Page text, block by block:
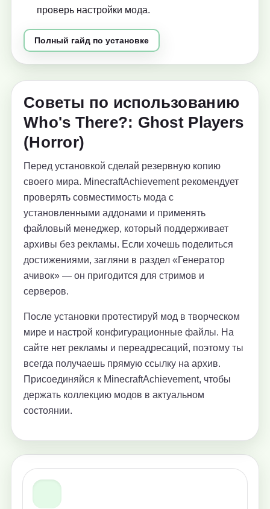
проверь настройки мода.
Полный гайд по установке
Советы по использованию
Who's There?: Ghost Players
(Horror)
Перед установкой сделай резервную копию
своего мира. MinecraftAchievement рекомендует
проверять совместимость мода с
установленными аддонами и применять
файловый менеджер, который поддерживает
архивы без рекламы. Если хочешь поделиться
достижениями, загляни в раздел «Генератор
ачивок» — он пригодится для стримов и
серверов.
После установки протестируй мод в творческом
мире и настрой конфигурационные файлы. На
сайте нет рекламы и переадресаций, поэтому ты
всегда получаешь прямую ссылку на архив.
Присоединяйся к MinecraftAchievement, чтобы
держать коллекцию модов в актуальном
состоянии.